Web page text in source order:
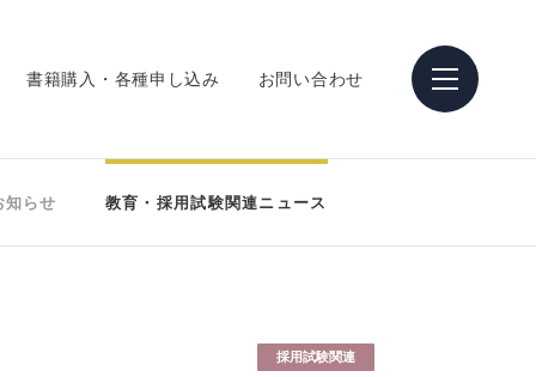
書籍購入・各種申し込み お問い合わせ
知らせ 教育・採用試験関連ニュース
採用試験関連